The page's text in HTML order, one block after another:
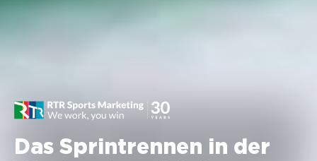
Das Sprintrennen in der